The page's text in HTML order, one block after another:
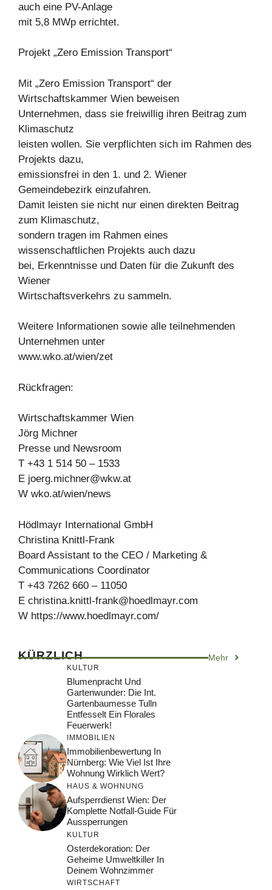
auch eine PV-Anlage
mit 5,8 MWp errichtet.
Projekt „Zero Emission Transport“
Mit „Zero Emission Transport“ der
Wirtschaftskammer Wien beweisen
Unternehmen, dass sie freiwillig ihren Beitrag zum
Klimaschutz
leisten wollen. Sie verpflichten sich im Rahmen des
Projekts dazu,
emissionsfrei in den 1. und 2. Wiener
Gemeindebezirk einzufahren.
Damit leisten sie nicht nur einen direkten Beitrag
zum Klimaschutz,
sondern tragen im Rahmen eines
wissenschaftlichen Projekts auch dazu
bei, Erkenntnisse und Daten für die Zukunft des
Wiener
Wirtschaftsverkehrs zu sammeln.
Weitere Informationen sowie alle teilnehmenden
Unternehmen unter
www.wko.at/wien/zet
Rückfragen:
Wirtschaftskammer Wien
Jörg Michner
Presse und Newsroom
T +43 1 514 50 – 1533
E joerg.michner@wkw.at
W wko.at/wien/news
Hödlmayr International GmbH
Christina Knittl-Frank
Board Assistant to the CEO / Marketing &
Communications Coordinator
T +43 7262 660 – 11050
E christina.knittl-frank@hoedlmayr.com
W https://www.hoedlmayr.com/
KÜRZLICH Mehr
KULTUR
Blumenpracht Und
Gartenwunder: Die Int.
Gartenbaumesse Tulln
Entfesselt Ein Florales
Feuerwerk!
IMMOBILIEN
Immobilienbewertung In
Nürnberg: Wie Viel Ist Ihre
Wohnung Wirklich Wert?
HAUS & WOHNUNG
Aufsperrdienst Wien: Der
Komplette Notfall-Guide Für
Aussperrungen
KULTUR
Osterdekoration: Der
Geheime Umweltkiller In
Deinem Wohnzimmer
WIRTSCHAFT